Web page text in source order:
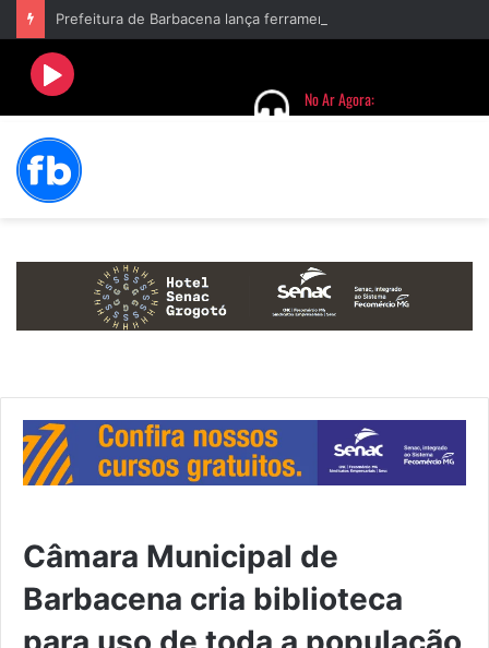
Câmara Municipal de
Barbacena cria biblioteca